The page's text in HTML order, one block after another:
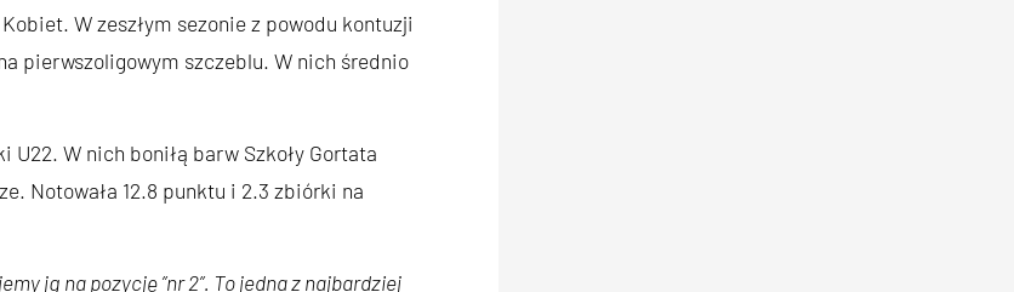
W zeszłym sezonie z powodu kontuzji
pierwszoligowym szczeblu. W nich średnio
W nich boniłą barw Szkoły Gortata
Notowała 12.8 punktu i 2.3 zbiórki na
ją na pozycję ”nr 2”. To jedna z najbardziej